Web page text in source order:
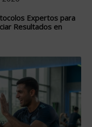
Expertos para
Resultados en